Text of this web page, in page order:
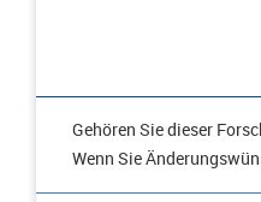
Gehören Sie dieser
Wenn Sie